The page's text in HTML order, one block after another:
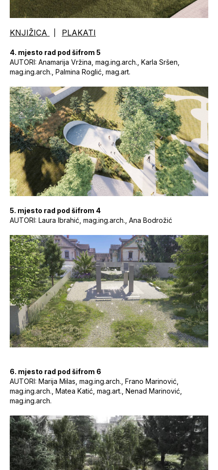
KNJIŽICA PLAKATI
4. mjesto rad pod šifrom 5
AUTORI: Anamarija Vržina, mag.ing.arch., Karla Sršen,
mag.ing.arch., Palmina Roglić, mag.art.
5. mjesto rad pod šifrom 4
AUTORI: Laura Ibrahić, mag.ing.arch., Ana Bodrožić
6. mjesto rad pod šifrom 6
AUTORI: Marija Milas, mag.ing.arch., Frano Marinović,
mag.ing.arch., Matea Katić, mag.art., Nenad Marinović,
mag.ing.arch.